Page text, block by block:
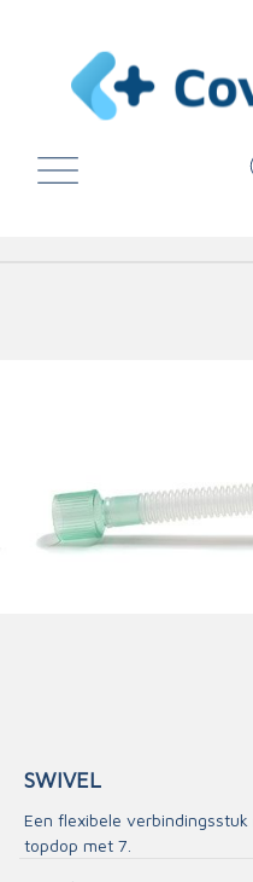
SWIVEL
Een flexibele
topdop met 7.